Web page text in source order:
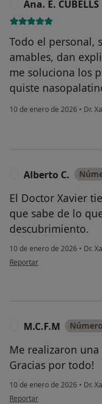
Ana. E. CUBELLS
Todo el personal,
amables, dan
me soluciona los
quiste
10 de enero de 2026 • Dr.
Alberto C.
El Doctor Xavier
que sabe de lo
descubrimiento.
10 de enero de 2026 • Dr.
en opinión del usuario
Reportar
M.C.F.M
Me realizaron
Gracias por todo!
10 de enero de 2026 • Dr.
en opinión del usuario
Reportar